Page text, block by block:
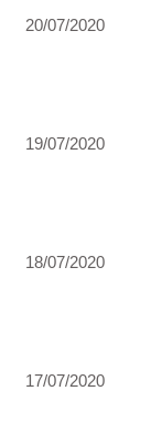
20/07/2020
19/07/2020
18/07/2020
17/07/2020